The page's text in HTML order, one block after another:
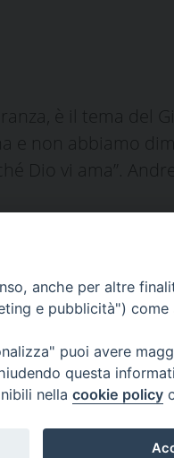
è il tema del
e non abbiamo
Dio vi ama”.
seguici
anche per altre
e pubblicità") come
puoi avere
questa
nella cookie policy